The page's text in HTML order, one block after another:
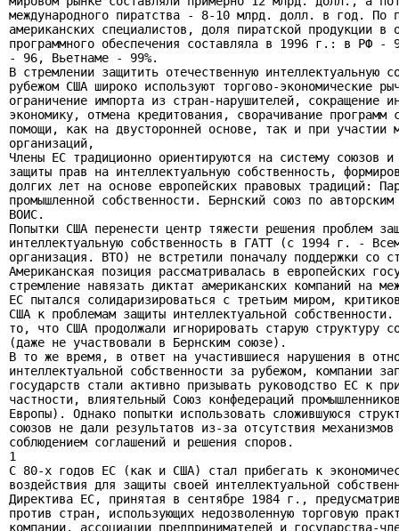
международного пиратства - 8-10 млрд. долл. в год. По
американских специалистов, доля пиратской продукции в
программного обеспечения составляла в 1996 г.: в РФ
- 96, Вьетнаме - 99%.
В стремлении защитить отечественную интеллектуальную
рубежом США широко используют торгово-экономические
ограничение импорта из стран-нарушителей, сокращение
экономику, отмена кредитования, сворачивание программ
помощи, как на двусторонней основе, так и при участии
организаций,
Члены ЕС традиционно ориентируются на систему союзов
защиты прав на интеллектуальную собственность,
долгих лет на основе европейских правовых традиций:
промышленной собственности. Бернский союз по
ВОИС.
Попытки США перенести центр тяжести решения проблем
интеллектуальную собственность в ГАТТ (с 1994 г. -
организация. ВТО) не встретили поначалу поддержки со
Американская позиция рассматривалась в европейских
стремление навязать диктат американских компаний на
ЕС пытался солидаризироваться с третьим миром,
США к проблемам защиты интеллектуальной
то, что США продолжали игнорировать старую структуру
(даже не участвовали в Бернским союзе).
В то же время, в ответ на участившиеся нарушения в
интеллектуальной собственности за рубежом, компании
государств стали активно призывать руководство ЕС к
частности, влиятельный Союз конфедераций
Европы). Однако попытки использовать сложившуюся
союзов не дали результатов из-за отсутствия
соблюдением соглашений и решения споров.
1
С 80-х годов ЕС (как и США) стал прибегать к
воздействия для защиты своей интеллектуальной
Директива ЕС, принятая в сентябре 1984 г.,
против стран, использующих недозволенную торговую
компании, ассоциации предпринимателей и государства-